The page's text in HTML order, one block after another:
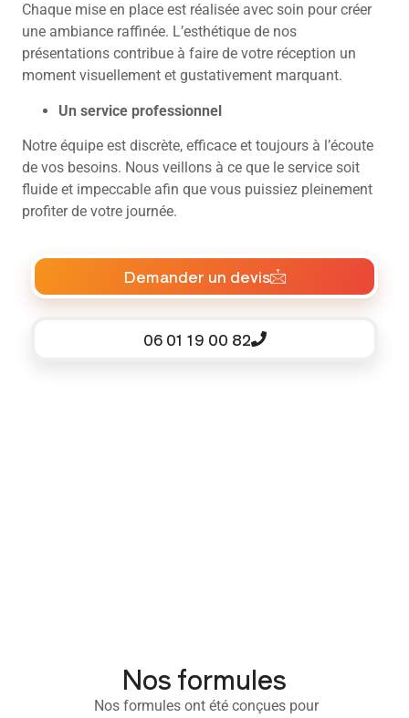
Chaque mise en place est réalisée avec soin pour créer
une ambiance raffinée. L’esthétique de nos
présentations contribue à faire de votre réception un
moment visuellement et gustativement marquant.
Un service professionnel
Notre équipe est discrète, efficace et toujours à l’écoute
de vos besoins. Nous veillons à ce que le service soit
fluide et impeccable afin que vous puissiez pleinement
profiter de votre journée.
Demander un devis
06 01 19 00 82
Nos formules
Nos formules ont été conçues pour